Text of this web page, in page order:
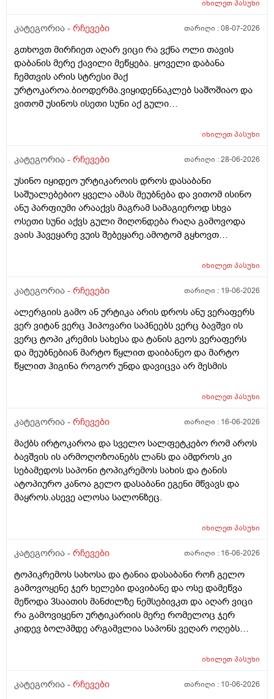
სარისკოა?მის კარდიოლოგა ვერ დავირეკავ ან
იხილეთპასუხი
კატეგორია - რჩევები თარიღი :08-07-2026
გთხოვთ მირჩიეთ აღარ ვიცი რა ვქნა ოლი თავის
დაბანის მერე ქავილი მეწყება. ყოველი დაბანა
ჩემთვის არის სტრესი მაქ
ურტოკაროა.ბიოდერმა.ვიყიდენნაკლებ საშოშიაო და
ვითომ უსინოს ისეთი სუნი აქ გული
დამატენიანებელი შამპუნიც მაგრამ ყველაფერზე
შემიხლია ვიტანკები.რამე მირჩიეთ დამპუნი რა რომ
ამექავოს.ბიბხიანოს შამპუნი რომ ვიყიდო ბაბეზ3
უარესი ხომ არარის?მხოლპდ ბიბცოანის საპობს იტანს
ტანოს კანი მაგრამ შამპუნი აოხმაროა და ასე მგონია
ბაბე იფრო ნახია და თუ ბაბე მახლევს ქავილს ბიბჩენი
იგრო მომცემს?სავატაუდოთ სიმშრალისგან მექავება
ბინჩენი უკეთესია რონელი?სხვადასხვა აქვს ბუბჩენს
იხილეთპასუხი
კატეგორია - რჩევები თარიღი :28-06-2026
უსინო იყიდეო ურტიკაროის დროს დასაბანი
საშუალებებიო ყველა ამას მეუბნება და ვითომ ისინო
ანუ პარფიუმი არააქვს მაგრამ სამაგიეროდ სხვა
ოსეთი სუნი აქვს გული მიღონდება რაღა გამოვოდა
ვაის ჰავეყარე ვუის შებეყარე.ამოტომ გყხოვთ
დამატენიანებელ შამპუნს თაფლით რომ აროს იმას და
ბუბჩენის შამპუნი რომ ვიყიდო იმად?
იხილეთპასუხი
კატეგორია - რჩევები თარიღი : 19-06-2026
ალერგიის გამო ან ურტიკა არის დროს ანუ ვერაფერს
ვერ ვიტან ვერც ჰიპოვარი საპნეებს ვერც ბავშვი ის
ვერც ტოპი კრემის სახესა და ტანის გეოს ვერაფერს
და მეუბნებიან მარტო წყლით დაიბანეო და მარტო
წყლით ჰიგინა როგორ უნდა დავიცვა არ მესმის
იხილეთპასუხი
კატეგორია - რჩევები თარიღი : 16-06-2026
მაქბს ირტოკაროა და სველო სალფეტკებო რომ აროს
ბავშვის ის არმოღოზოანებს ლანს და ამდროს კი
სებამედოს საპონი ტოპიკრემოს სახის და ტანის
ატოპიურო კანოა გელო დასაბანი ეგენი მწვავს და
მაყროს.ასევე ალოსა სალონზეც.
იხილეთპასუხი
კატეგორია - რჩევები თარიღი : 16-06-2026
ტოპიკრემოს სახოსა და ტანია დასაბანი როჩ გელო
გამოვოყენე ჯერ ხელები დავიბანე და ოსე დამეწვა
მეწოდა 3საათის მანძილზე ნემსებივკთ და აღარ ვიცი
რა გამოვიყენო ურტიკარიის მერე რომელოც ჯერ
კიდევ ბოლპმდე არგამვლია საპონს ვეღარ ოღებს
წავიდა არვოცი რავიყიდო როთ დავიბანო.დავიღალე
მაყროს და მექავება..მ ყან საშინლად გამოშრა ხელები
იხილეთპასუხი
კატეგორია - რჩევები თარიღი : 10-06-2026